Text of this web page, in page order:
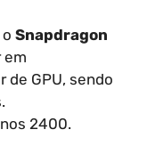
Snapdragon
em
de GPU, sendo
2400.